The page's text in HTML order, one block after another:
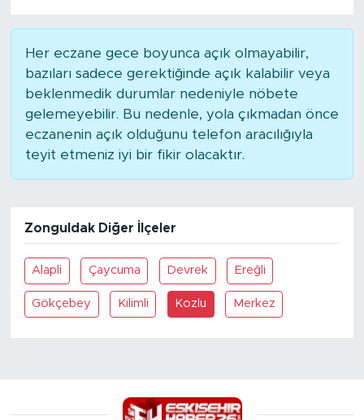
Her eczane gece boyunca açık olmayabilir,
bazıları sadece gerektiğinde açık kalabilir veya
beklenmedik durumlar nedeniyle nöbete
gelemeyebilir. Bu nedenle, yola çıkmadan önce
eczanenin açık olduğunu telefon aracılığıyla
teyit etmeniz iyi bir fikir olacaktır.
Zonguldak Diğer İlçeler
Alapli Çaycuma Devrek Ereğli
Gökçebey Kilimli Kozlu Merkez